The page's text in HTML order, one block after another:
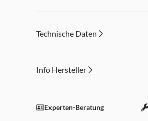
Technische Daten
Info Hersteller
Einstellungen anpassen
Experten-Beratung